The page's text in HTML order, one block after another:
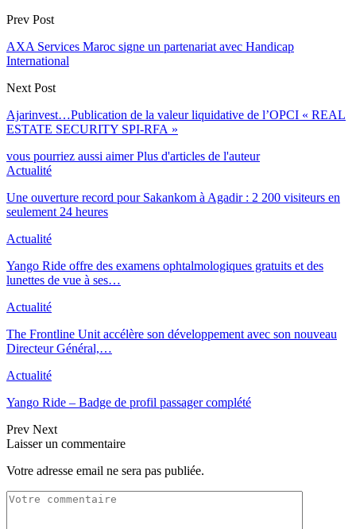
Prev Post
AXA Services Maroc signe un partenariat avec Handicap
International
Next Post
Ajarinvest…Publication de la valeur liquidative de l’OPCI « REAL
ESTATE SECURITY SPI-RFA »
vous pourriez aussi aimer Plus d'articles de l'auteur
Actualité
Une ouverture record pour Sakankom à Agadir : 2 200 visiteurs en
seulement 24 heures
Actualité
Yango Ride offre des examens ophtalmologiques gratuits et des
lunettes de vue à ses…
Actualité
The Frontline Unit accélère son développement avec son nouveau
Directeur Général,…
Actualité
Yango Ride – Badge de profil passager complété
Prev Next
Laisser un commentaire
Votre adresse email ne sera pas publiée.